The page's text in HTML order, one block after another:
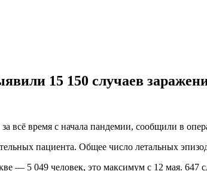
15 150 случаев
всё время с начала пандемии, сообщили в
пациента. Общее число летальных
— 5 049 человек, это максимум с 12 мая. 647